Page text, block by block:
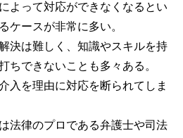
よって対応ができなくなるとい
ケースが非常に多い。
決は難しく、知識やスキルを持
ちできないことも多々ある。
入を理由に対応を断られてしま
法律のプロである弁護士や司法